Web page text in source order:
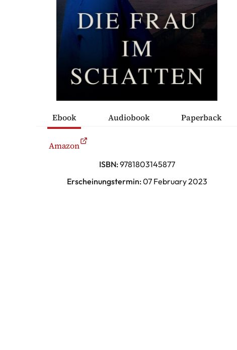
Romane
Ebook Audiobook Paperback
Amazon
ISBN:9781803145877
Erscheinungstermin:07 February 2023